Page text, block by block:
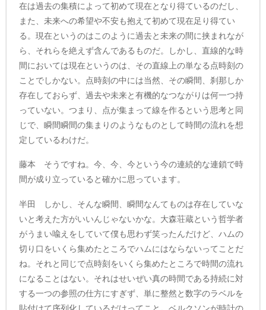
在は過去の集積によって初めて現在となり得ているのだし、
また、未来への希望や不安も抱えて初めて現在足り得てい
る。現在というのはこのように過去と未来の間に挟まれなが
ら、それらを絶えず含んであるものだ。しかし、直線的な時
間においては現在というのは、その直線上の単なる点時刻の
ことでしかない。点時刻の中には当然、その瞬間、刹那しか
存在しておらず、過去や未来と有機的なつながりは何一つ持
っていない。つまり、点が集まって線を作るという思考と同
じで、瞬間瞬間の集まりのようなものとして時間の流れを想
定しているわけだ。
藤本 そうですね。今、今、今という今の連続的な連鎖で時
間が成り立っていると確かに思っています。
半田 しかし、そんな瞬間、瞬間なんてものは存在していな
いと考えた方がいいんじゃないかな。大森荘蔵という哲学者
がうまい喩えをしていて僕も思わず笑ったんだけど、ハムの
切り口をいくら集めたところでハムにはならないってことだ
ね。それと同じで点時刻をいくら集めたところで時間の流れ
になることはない。それはせいぜい真の時間である持続に対
する一つの参照の仕方にすぎず、単に整然と数字のラベルを